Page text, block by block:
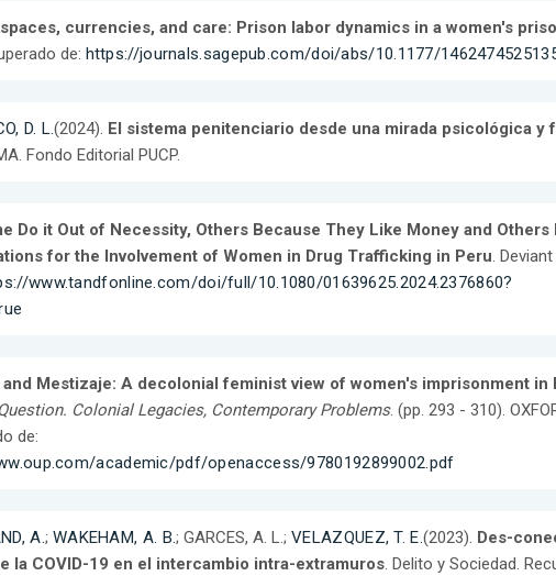
currencies, and care: Prison labor dynamics in a women's
de: https://journals.sagepub.com/doi/abs/10.1177/
D. L.(2024). El sistema penitenciario desde una mirada psicológica y
Fondo Editorial PUCP.
Do it Out of Necessity, Others Because They Like Money and Others
for the Involvement of Women in Drug Trafficking in Peru.
www.tandfonline.com/doi/full/10.1080/01639625.2024.2376860?
Mestizaje: A decolonial feminist view of women's imprisonment in
Colonial Legacies, Contemporary Problems. (pp. 293 - 310).
de:
academic/pdf/openaccess/9780192899002.pdf
A.; WAKEHAM, A. B.; GARCES, A. L.;VELAZQUEZ, T. E.(2023). Des-
la COVID-19 en el intercambio intra-extramuros. Delito y Sociedad.